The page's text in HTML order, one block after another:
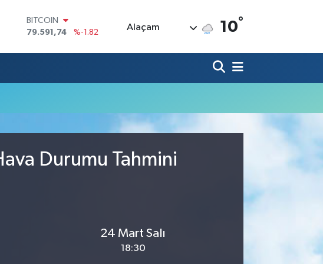
BITCOIN
79.591,74
%-1.82
14.598,00
Alaçam 10°
Durumu Tahmini
24 Mart Salı
18:30